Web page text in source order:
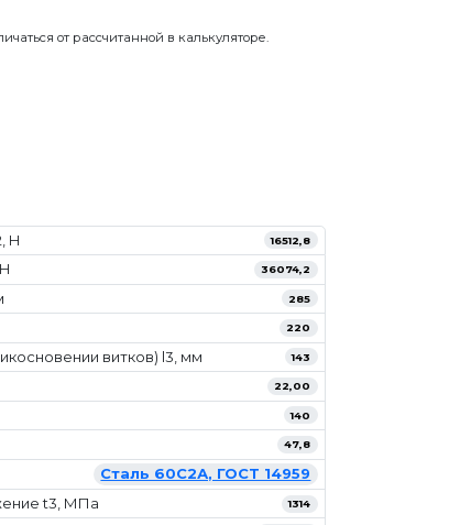
от рассчитанной в калькуляторе.
Н 16512,8
36074,2
285
220
витков) l3, мм 143
22,00
140
47,8
Сталь 60С2А, ГОСТ 14959
t3, МПа
1314